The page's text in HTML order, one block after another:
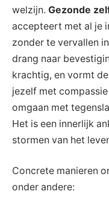
welzijn. Gezonde
accepteert ⁣met al je
zonder te vervallen
drang naar
krachtig, en vormt
jezelf met
omgaan met⁢
Het is een innerlijk
stormen​ van het
Concrete manieren
onder ‌andere: